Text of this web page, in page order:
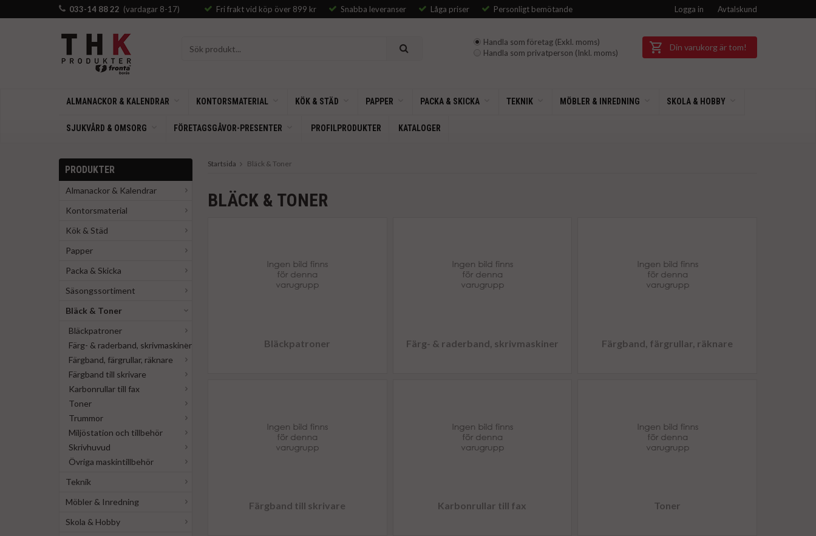
033-14 88 22 (vardagar 8-17) Logga in Avtalskund
Fri frakt vid köp över 899 kr Snabba leveranser Låga priser Personligt bemötande
Handla som företag (Exkl. moms)
Handla som privatperson (Inkl. moms)
Din varukorg är tom!
ALMANACKOR & KALENDRAR KONTORSMATERIAL KÖK & STÄD PAPPER PACKA & SKICKA TEKNIK MÖBLER & INREDNING SKOLA & HOBBY
SJUKVÅRD & OMSORG FÖRETAGSGÅVOR-PRESENTER PROFILPRODUKTER KATALOGER
PRODUKTER
Almanackor & Kalendrar
Kontorsmaterial
Kök & Städ
Papper
Packa & Skicka
Säsongssortiment
Bläck & Toner
Bläckpatroner
Färg- & raderband, skrivmaskiner
Färgband, färgrullar, räknare
Färgband till skrivare
Karbonrullar till fax
Toner
Trummor
Miljöstation och tillbehör
Skrivhuvud
Övriga maskintillbehör
Teknik
Möbler & Inredning
Skola & Hobby
Startsida Bläck & Toner
BLÄCK & TONER
Bläckpatroner Färg- & raderband, skrivmaskiner Färgband, färgrullar, räknare
Färgband till skrivare Karbonrullar till fax Toner